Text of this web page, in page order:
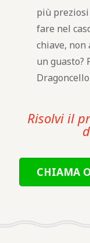
più preziosi
fare nel
chiave, non
un guasto?
Risolvi il
CHIAMA